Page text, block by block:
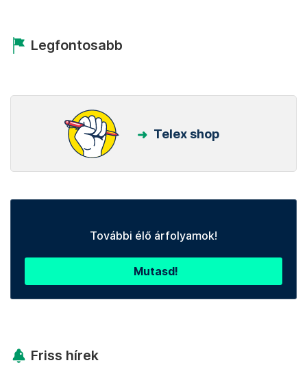
Legfontosabb
Telex shop
További élő árfolyamok!
Mutasd!
Friss hírek